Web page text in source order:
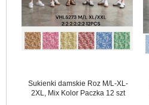
Sukienki damskie Roz M/L-XL-
2XL, Mix Kolor Paczka 12 szt